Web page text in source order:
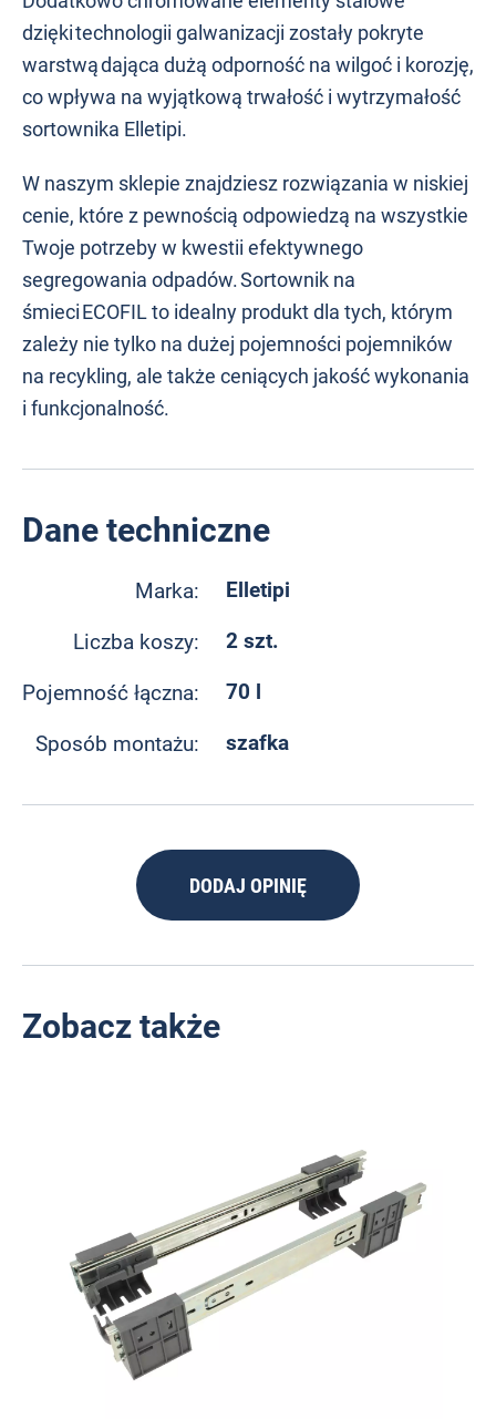
dzięki technologii galwanizacji zostały pokryte
warstwą dająca dużą odporność na wilgoć i korozję,
co wpływa na wyjątkową trwałość i wytrzymałość
sortownika Elletipi.
W naszym sklepie znajdziesz rozwiązania w niskiej
cenie, które z pewnością odpowiedzą na wszystkie
Twoje potrzeby w kwestii efektywnego
segregowania odpadów. Sortownik na
śmieci ECOFIL to idealny produkt dla tych, którym
zależy nie tylko na dużej pojemności pojemników
na recykling, ale także ceniących jakość wykonania
i funkcjonalność.
Dane techniczne
Marka: Elletipi
Liczba koszy: 2 szt.
Pojemność łączna: 70 l
Sposób montażu: szafka
DODAJ OPINIĘ
Zobacz także